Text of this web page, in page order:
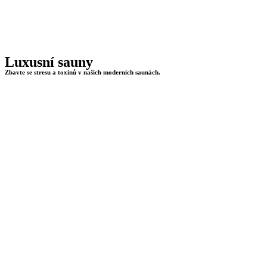
Luxusní sauny
Zbavte se stresu a toxinů v našich moderních saunách.